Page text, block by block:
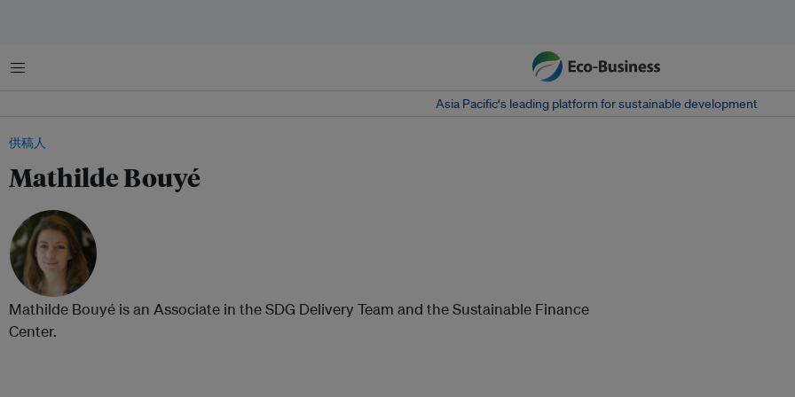
菜单
Asia Pacific‘s leading platform for sustainable development
供稿人
Mathilde Bouyé
Mathilde Bouyé is an Associate in the SDG Delivery Team and the Sustainable Finance
Center.